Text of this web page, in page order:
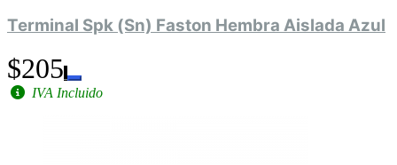
Terminal Spk (Sn) Faston Hembra Aislada Azul
$205
IVA Incluido